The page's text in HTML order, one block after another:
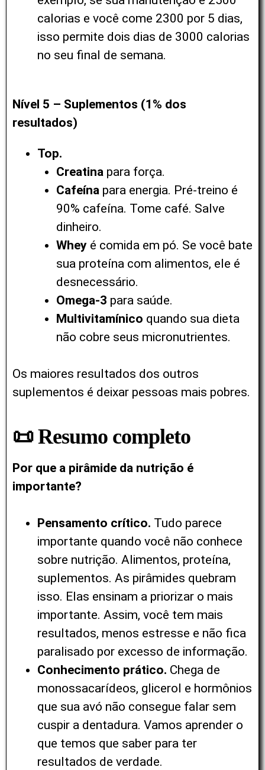
calorias e você come 2300 por 5 dias,
isso permite dois dias de 3000 calorias
no seu final de semana.
Nível 5 – Suplementos (1% dos
resultados)
Top.
Creatina para força.
Cafeína para energia. Pré-treino é
90% cafeína. Tome café. Salve
dinheiro.
Whey é comida em pó. Se você bate
sua proteína com alimentos, ele é
desnecessário.
Omega-3 para saúde.
Multivitamínico quando sua dieta
não cobre seus micronutrientes.
Os maiores resultados dos outros
suplementos é deixar pessoas mais pobres.
📜 Resumo completo
Por que a pirâmide da nutrição é
importante?
Pensamento crítico. Tudo parece
importante quando você não conhece
sobre nutrição. Alimentos, proteína,
suplementos. As pirâmides quebram
isso. Elas ensinam a priorizar o mais
importante. Assim, você tem mais
resultados, menos estresse e não fica
paralisado por excesso de informação.
Conhecimento prático. Chega de
monossacarídeos, glicerol e hormônios
que sua avó não consegue falar sem
cuspir a dentadura. Vamos aprender o
que temos que saber para ter
resultados de verdade.